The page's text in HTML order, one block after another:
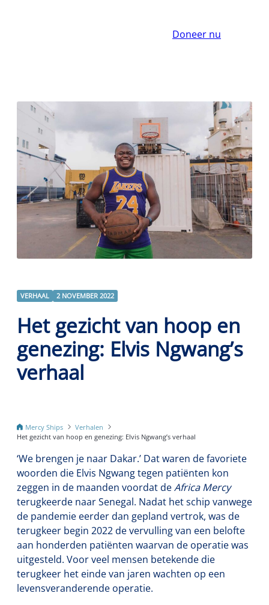
Doneer nu
VERHAAL 2 NOVEMBER 2022
Het gezicht van hoop en
genezing: Elvis Ngwang’s
verhaal
Mercy Ships
Verhalen
Het gezicht van hoop en genezing: Elvis Ngwang’s verhaal
‘We brengen je naar Dakar.’ Dat waren de favoriete
woorden die Elvis Ngwang tegen patiënten kon
zeggen in de maanden voordat deAfrica Mercy
terugkeerde naar Senegal. Nadat het schip vanwege
de pandemie eerder dan gepland vertrok, was de
terugkeer begin 2022 de vervulling van een belofte
aan honderden patiënten waarvan de operatie was
uitgesteld. Voor veel mensen betekende die
terugkeer het einde van jaren wachten op een
levensveranderende operatie.